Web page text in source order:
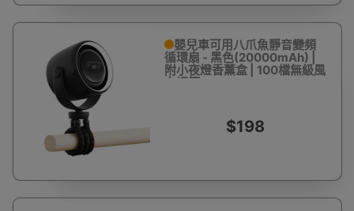
嬰兒車可用八爪魚靜音變頻
循環扇 - 黑色(20000mAh) |
附小夜燈香薰盒 | 100檔無級風
力調節
$198